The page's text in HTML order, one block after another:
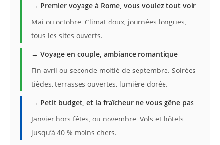
→ Premier voyage à Rome, vous voulez tout voir
Mai ou octobre. Climat doux, journées longues,
tous les sites ouverts.
→ Voyage en couple, ambiance romantique
Fin avril ou seconde moitié de septembre. Soirées
tièdes, terrasses ouvertes, lumière dorée.
→ Petit budget, et la fraîcheur ne vous gêne pas
Janvier hors fêtes, ou novembre. Vols et hôtels
jusqu’à 40 % moins chers.